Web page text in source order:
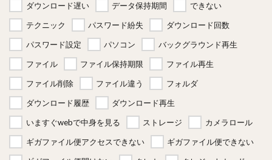
ダウンロード遅い
データ保持期間
できない
テクニック
パスワード紛失
ダウンロード回数
パスワード設定
パソコン
バックグラウンド再生
ファイル
ファイル保持期限
ファイル再生
ファイル削除
ファイル違う
フォルダ
ダウンロード履歴
ダウンロード再生
いますぐwebで中身を見る
ストレージ
カメラロール
ギガファイル便アクセスできない
ギガファイル便できない